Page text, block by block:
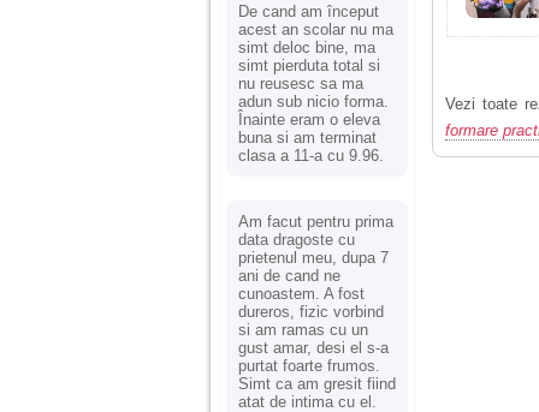
De cand am început
acest an scolar nu ma
simt deloc bine, ma
simt pierduta total si
nu reusesc sa ma
adun sub nicio forma.
Înainte eram o eleva
buna si am terminat
clasa a 11-a cu 9.96.
Am facut pentru prima
data dragoste cu
prietenul meu, dupa 7
ani de cand ne
cunoastem. A fost
dureros, fizic vorbind
si am ramas cu un
gust amar, desi el s-a
purtat foarte frumos.
Simt ca am gresit fiind
atat de intima cu el.
Vezi toate
formare